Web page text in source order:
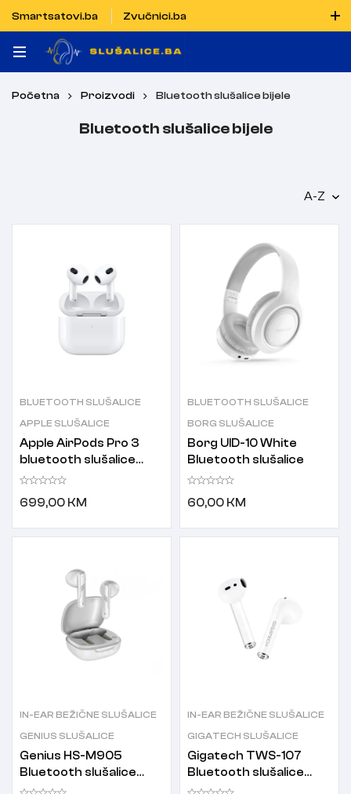
Smartsatovi.ba
Zvučnici.ba
Naručiti možete i porukom putem Vibera i WhatsAppa
Početna Proizvodi Bluetooth slušalice bijele
Bluetooth slušalice bijele
A-Z
BLUETOOTH SLUŠALICE
APPLE SLUŠALICE
Apple AirPods Pro 3
bluetooth slušalice
bijele
699,00 KM
BLUETOOTH SLUŠALICE
BORG SLUŠALICE
Borg UID-10 White
Bluetooth slušalice
60,00 KM
IN-EAR BEŽIČNE SLUŠALICE
GENIUS SLUŠALICE
Genius HS-M905
Bluetooth slušalice
bijele
IN-EAR BEŽIČNE SLUŠALICE
GIGATECH SLUŠALICE
Gigatech TWS-107
Bluetooth slušalice
bijele